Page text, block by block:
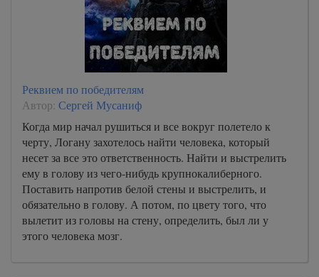
Реквием по победителям
Автор: Сергей Мусаниф
Когда мир начал рушиться и все вокруг полетело к
черту, Логану захотелось найти человека, который
несет за все это ответственность. Найти и выстрелить
ему в голову из чего-нибудь крупнокалиберного.
Поставить напротив белой стены и выстрелить, и
обязательно в голову. А потом, по цвету того, что
вылетит из головы на стену, определить, был ли у
этого человека мозг.